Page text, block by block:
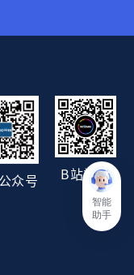
众号
B站视频
智能
助手